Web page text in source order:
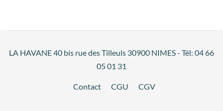
LA HAVANE 40 bis rue des Tilleuls 30900 NIMES - Tél: 04 66
05 01 31
Contact CGU CGV